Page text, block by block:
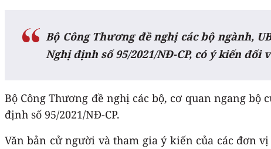
Bộ Công Thươngđề nghị các bộ ngành,
Nghị định số 95/2021/NĐ-CP, có ý kiến
Bộ Công Thương đề nghị các bộ, cơ quan ngang
định số 95/2021/NĐ-CP.
Văn bản cử người và tham gia ý kiến của các đơn